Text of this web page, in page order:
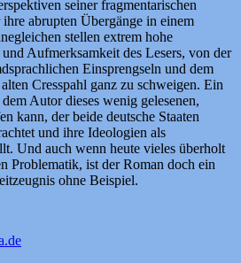
seiner fragmentarischen
abrupten Übergänge in einem
stellen extrem hohe
Aufmerksamkeit des Lesers, von der
Einsprengseln und dem
Cresspahl ganz zu schweigen. Ein
Autor dieses wenig gelesenen,
kann, der beide deutsche Staaten
und ihre Ideologien als
Und auch wenn heute vieles überholt
Problematik, ist der Roman doch ein
ohne Beispiel.